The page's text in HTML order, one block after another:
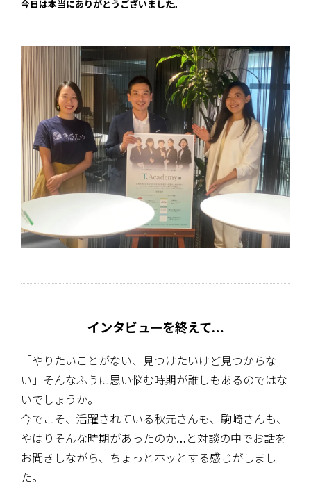
今日は本当にありがとうございました。
インタビューを終えて…
「やりたいことがない、見つけたいけど見つからな
い」そんなふうに思い悩む時期が誰しもあるのではな
いでしょうか。
今でこそ、活躍されている秋元さんも、駒崎さんも、
やはりそんな時期があったのか…と対談の中でお話を
お聞きしながら、ちょっとホッとする感じがしまし
た。